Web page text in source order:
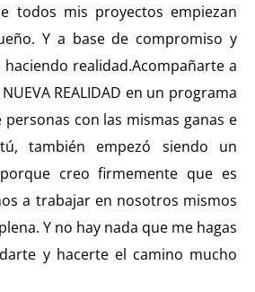
todos mis proyectos empiezan
Y a base de compromiso y
realidad.Acompañarte a
NUEVA REALIDAD en un programa
con las mismas ganas e
también empezó siendo un
creo firmemente que es
a trabajar en nosotros mismos
Y no hay nada que me hagas
y hacerte el camino mucho